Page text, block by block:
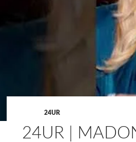
24UR
24UR |